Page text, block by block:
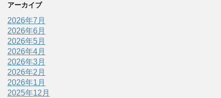
アーカイブ
2026年7月
2026年6月
2026年5月
2026年4月
2026年3月
2026年2月
2026年1月
2025年12月